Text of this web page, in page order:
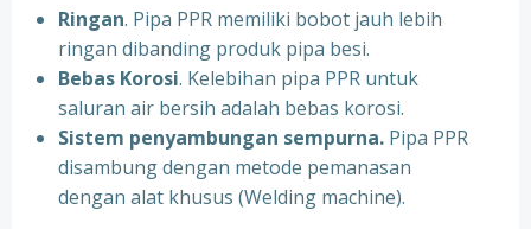
Ringan. Pipa PPR memiliki bobot jauh lebih
ringan dibanding produk pipa besi.
Bebas Korosi. Kelebihan pipa PPR untuk
saluran air bersih adalah bebas korosi.
Sistem penyambungan sempurna. Pipa PPR
disambung dengan metode pemanasan
dengan alat khusus (Welding machine).